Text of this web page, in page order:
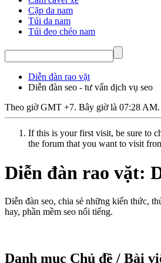
Cặp da nam
Túi da nam
Túi đeo chéo nam
Diễn đàn rao vặt
Diễn đàn seo - tư vấn dịch vụ seo
Theo giờ GMT +7. Bây giờ là 07:28 AM.
If this is your first visit, be sure to
the forum that you want to visit
Diễn đàn rao vặt:
Diễn đàn seo, chia sẻ những kiến thức,
hay, phần mềm seo nổi tiếng.
Danh mục Chủ đề / Bài